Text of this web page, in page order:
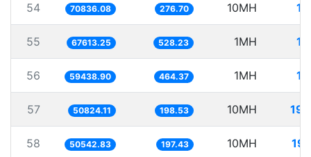
54 70836.08 276.70 10MH
55 67613.25 528.23 1MH
56 59438.90 464.37 1MH
57 50824.11 198.53 10MH
58 50542.83 197.43 10MH